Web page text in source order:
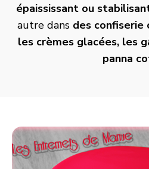
épaississant ou
autre dans des confiserie
les crèmes glacées, les
panna